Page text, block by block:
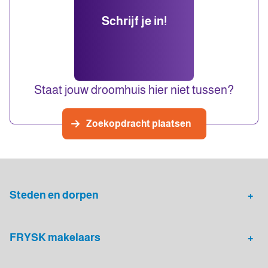
vrijstaande huizen met veel grond,
dorpskernen.
Schrijf je in!
Staat jouw droomhuis hier niet tussen?
Zoekopdracht plaatsen
Steden en dorpen
FRYSK makelaars